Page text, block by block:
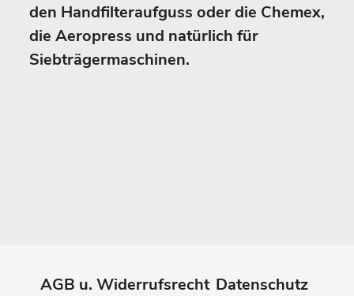
den Handfilteraufguss oder die Chemex,
die Aeropress und natürlich für
Siebträgermaschinen.
AGB u. Widerrufsrecht Datenschutz